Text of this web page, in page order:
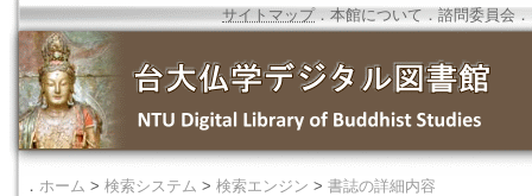
サイトマップ．本館について ． 諮問委員会 ．
． ホーム > 検索システム > 検索エンジン > 書誌の詳細内容